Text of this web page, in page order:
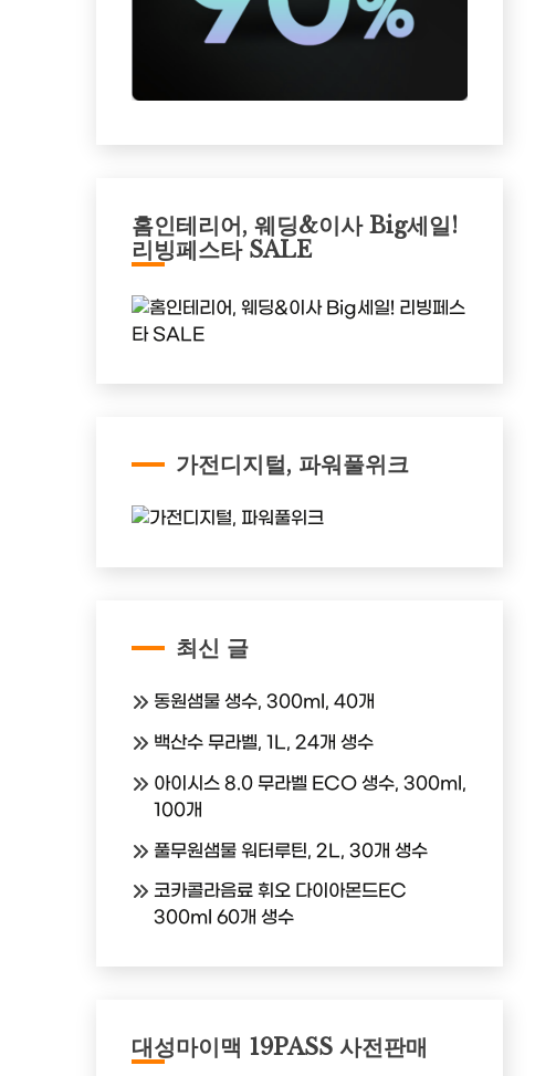
홈인테리어, 웨딩&이사 Big세일!
리빙페스타 SALE
가전디지털, 파워풀위크
최신 글
동원샘물 생수, 300ml, 40개
백산수 무라벨, 1L, 24개 생수
아이시스 8.0 무라벨 ECO 생수, 300ml,
100개
풀무원샘물 워터루틴, 2L, 30개 생수
코카콜라음료 휘오 다이아몬드EC
300ml 60개 생수
대성마이맥 19PASS 사전판매